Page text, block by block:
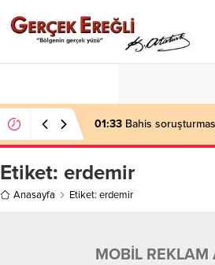
01:33 Bahis
Etiket: erdemir
Anasayfa Etiket: erdemir
MOBİL REKLAM